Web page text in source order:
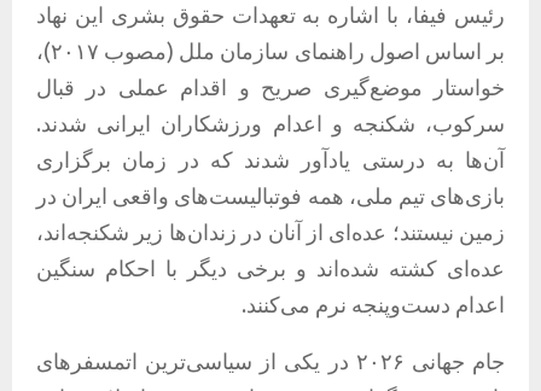
رئیس فیفا، با اشاره به تعهدات حقوق بشری این نهاد
بر اساس اصول راهنمای سازمان ملل (مصوب ۲۰۱۷)،
خواستار موضع‌گیری صریح و اقدام عملی در قبال
سرکوب، شکنجه و اعدام ورزشکاران ایرانی شدند.
آن‌ها به درستی یادآور شدند که در زمان برگزاری
بازی‌های تیم ملی، همه فوتبالیست‌های واقعی ایران در
زمین نیستند؛ عده‌ای از آنان در زندان‌ها زیر شکنجه‌اند،
عده‌ای کشته شده‌اند و برخی دیگر با احکام سنگین
اعدام دست‌وپنجه نرم می‌کنند.
جام جهانی ۲۰۲۶ در یکی از سیاسی‌ترین اتمسفرهای